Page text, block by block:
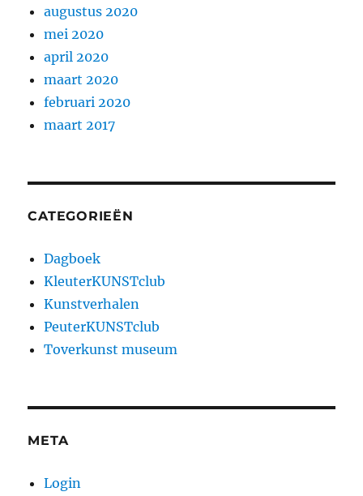
augustus 2020
mei 2020
april 2020
maart 2020
februari 2020
maart 2017
CATEGORIEËN
Dagboek
KleuterKUNSTclub
Kunstverhalen
PeuterKUNSTclub
Toverkunst museum
META
Login